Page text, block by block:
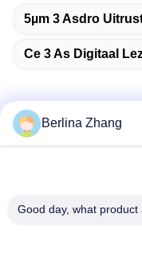
5µm 3 Asdro
Ce 3 As Digitaal
401, No.7, 1st
Berlina Zhang
Good day, what